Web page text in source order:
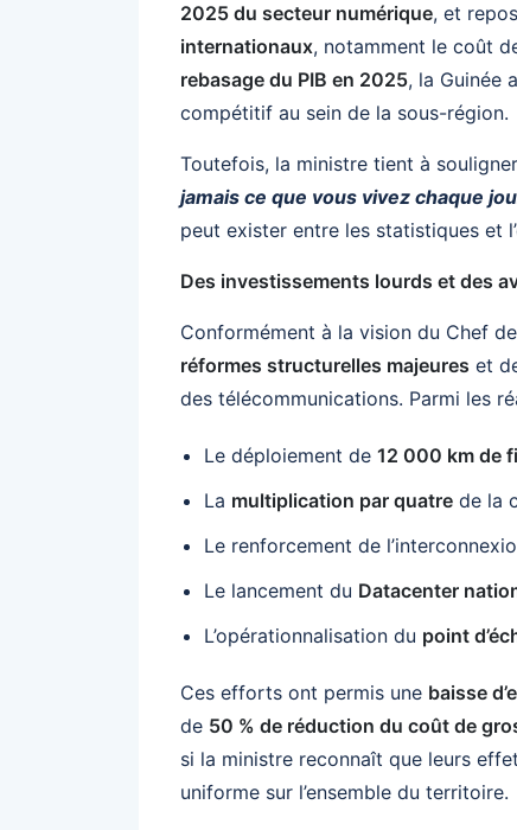
2025 du secteur numérique, et
internationaux, notamment le coût
rebasage du PIB en 2025, la Guinée
compétitif au sein de la sous-région.
Toutefois, la ministre tient à
jamais ce que vous vivez chaque
peut exister entre les statistiques et
Des investissements lourds et des
Conformément à la vision du Chef
réformes structurelles majeures et
des télécommunications. Parmi les
Le déploiement de 12 000 km de
La multiplication par quatre de la
Le renforcement de
Le lancement du Datacenter
L’opérationnalisation du point
Ces efforts ont permis une baisse
de 50 % de réduction du coût de
si la ministre reconnaît que leurs
uniforme sur l’ensemble du territoire.